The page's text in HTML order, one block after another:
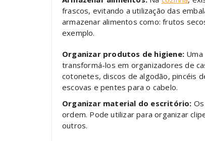
frascos, evitando a utilização das
armazenar alimentos como: frutos
exemplo.
Organizar produtos de higiene:
transformá-los em organizadores de
cotonetes, discos de algodão, pincéis
escovas e pentes para o cabelo.
Organizar material do escritório:
ordem. Pode utilizar para organizar
outros.